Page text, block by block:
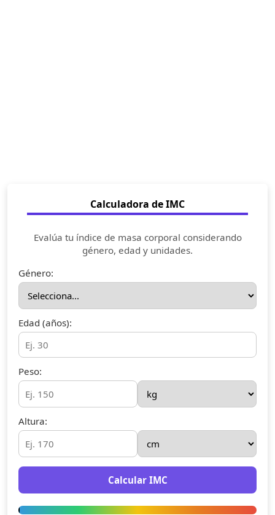
Calculadora de IMC
Evalúa tu índice de masa corporal considerando
género, edad y unidades.
Género:
Edad (años):
Peso:
Altura:
Calcular IMC